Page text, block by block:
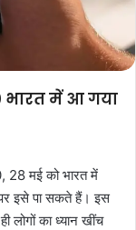
भारत में आ गया
28 मई को भारत में
पर इसे पा सकते हैं। इस
लोगों का ध्यान खींच